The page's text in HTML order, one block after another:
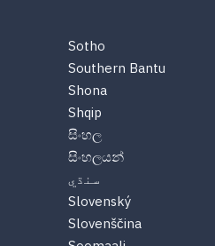
Sotho
Southern Bantu
Shona
Shqip
සිංහල
සිංහලයන්
سنڌي
Slovenský
Slovenščina